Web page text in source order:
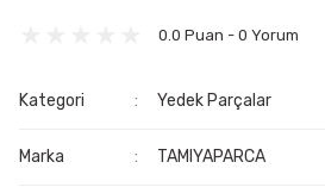
0.0 Puan - 0 Yorum
Kategori Yedek Parçalar
Marka TAMIYAPARCA